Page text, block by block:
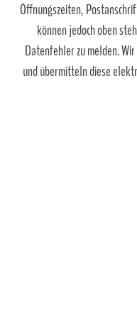
Öffnungszeiten,
können jedoch oben
Datenfehler zu melden.
und übermitteln diese